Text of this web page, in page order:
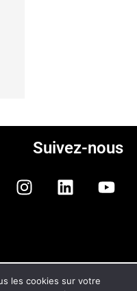
Suivez-nous
les cookies sur votre